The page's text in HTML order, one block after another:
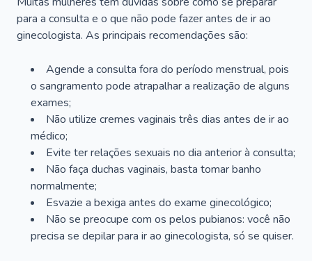
para a consulta e o que não pode fazer antes de ir ao
ginecologista. As principais recomendações são:
Agende a consulta fora do período menstrual, pois
o sangramento pode atrapalhar a realização de alguns
exames;
Não utilize cremes vaginais três dias antes de ir ao
médico;
Evite ter relações sexuais no dia anterior à consulta;
Não faça duchas vaginais, basta tomar banho
normalmente;
Esvazie a bexiga antes do exame ginecológico;
Não se preocupe com os pelos pubianos: você não
precisa se depilar para ir ao ginecologista, só se quiser.